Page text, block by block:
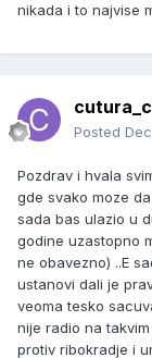
nikada i to najvise
Posted
Pozdrav i hvala
gde svako moze
sada bas ulazio u
godine uzastopno
ne obavezno) ..E
ustanovi dali je
veoma tesko
nije radio na
protiv ribokradje i